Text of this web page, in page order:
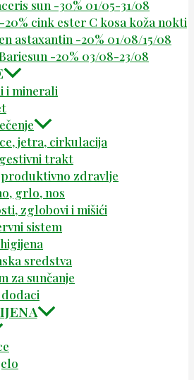
sun -30% 01/05-31/08
cink ester C kosa koža nokti
astaxantin -20% 01/08/15/08
-20% 03/08-23/08
i minerali
jetra, cirkulacija
trakt
zdravlje
grlo, nos
zglobovi i mišići
sistem
sredstva
za sunčanje